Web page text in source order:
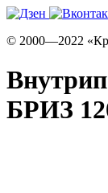
© 2000—2022
БРИЗ